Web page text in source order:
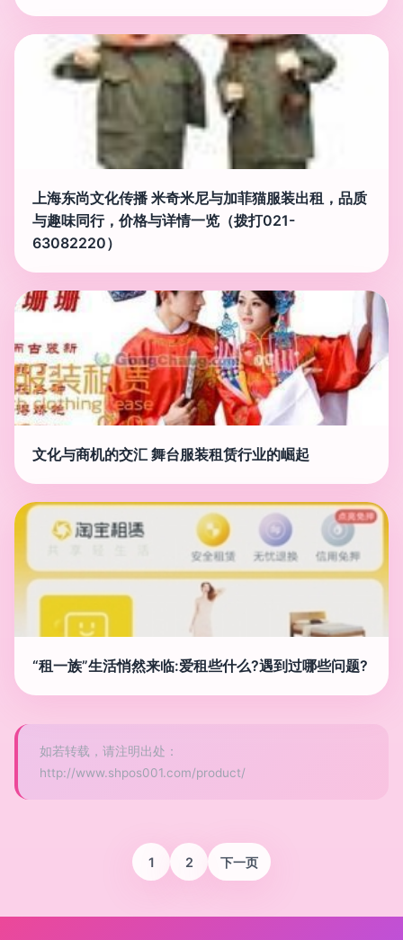
上海东尚文化传播 米奇米尼与加菲猫服装出租，品质
与趣味同行，价格与详情一览（拨打021-
63082220）
文化与商机的交汇 舞台服装租赁行业的崛起
“租一族”生活悄然来临:爱租些什么?遇到过哪些问题?
如若转载，请注明出处：
http://www.shpos001.com/product/
1 2 下一页